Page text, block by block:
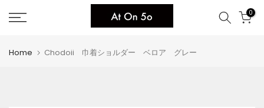
Skip
to
0
Home Chodoii 巾着ショルダー ベロア グレー